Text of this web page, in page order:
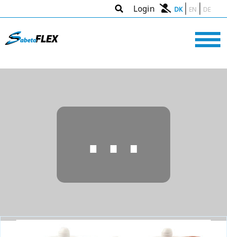
⋯
Login DK EN DE